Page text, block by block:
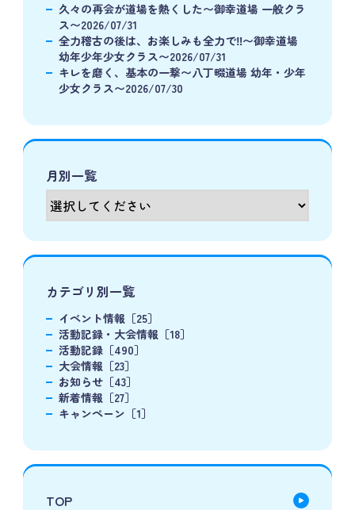
久々の再会が道場を熱くした〜御幸道場 一般クラ
ス〜2026/07/31
全力稽古の後は、お楽しみも全力で‼️〜御幸道場
幼年少年少女クラス〜2026/07/31
キレを磨く、基本の一撃〜八丁畷道場 幼年・少年
少女クラス〜2026/07/30
月別一覧
カテゴリ別一覧
イベント情報［25］
活動記録・大会情報［18］
活動記録［490］
大会情報［23］
お知らせ［43］
新着情報［27］
キャンペーン［1］
TOP